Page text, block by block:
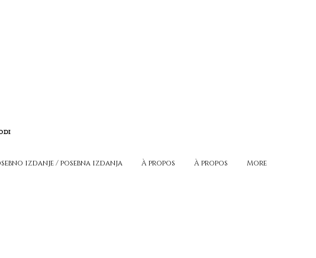
izdanje / posebna izdanja À propos À propos More